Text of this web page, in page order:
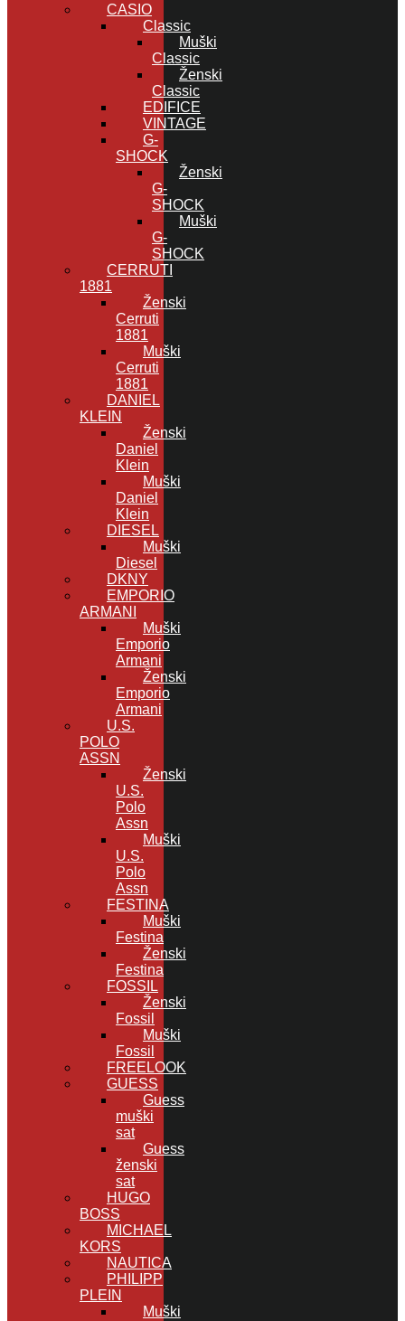
CASIO
Classic
Muški
Classic
Ženski
Classic
EDIFICE
VINTAGE
G-
SHOCK
Ženski
G-
SHOCK
Muški
G-
SHOCK
CERRUTI
1881
Ženski
Cerruti
1881
Muški
Cerruti
1881
DANIEL
KLEIN
Ženski
Daniel
Klein
Muški
Daniel
Klein
DIESEL
Muški
Diesel
DKNY
EMPORIO
ARMANI
Muški
Emporio
Armani
Ženski
Emporio
Armani
U.S.
POLO
ASSN
Ženski
U.S.
Polo
Assn
Muški
U.S.
Polo
Assn
FESTINA
Muški
Festina
Ženski
Festina
FOSSIL
Ženski
Fossil
Muški
Fossil
FREELOOK
GUESS
Guess
muški
sat
Guess
ženski
sat
HUGO
BOSS
MICHAEL
KORS
NAUTICA
PHILIPP
PLEIN
Muški